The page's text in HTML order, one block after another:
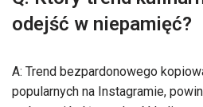
odejść w niepamięć?
A: Trend bezpardonowego
popularnych na Instagramie,